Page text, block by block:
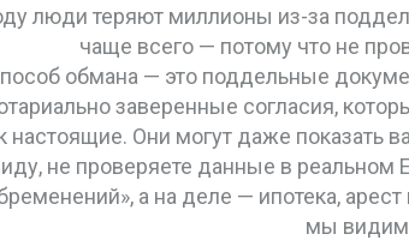
люди теряют миллионы из-за
чаще всего — потому что не
обмана — это поддельные
заверенные согласия,
настоящие. Они могут даже показать
не проверяете данные в реальном
а на деле — ипотека,
мы